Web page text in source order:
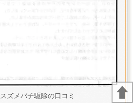
ズメバチ駆除の口コミ